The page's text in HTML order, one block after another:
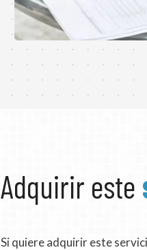
Adquirir este
Si quiere adquirir este